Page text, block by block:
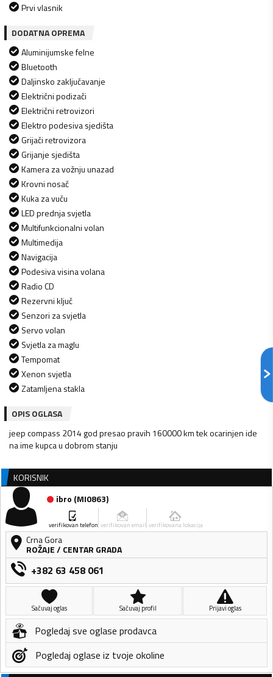
Prvi vlasnik
DODATNA OPREMA
Aluminijumske felne
Bluetooth
Daljinsko zaključavanje
Električni podizači
Električni retrovizori
Elektro podesiva sjedišta
Grijači retrovizora
Grijanje sjedišta
Kamera za vožnju unazad
Krovni nosač
Kuka za vuču
LED prednja svjetla
Multifunkcionalni volan
Multimedija
Navigacija
Podesiva visina volana
Radio CD
Rezervni ključ
Senzori za svjetla
Servo volan
Svjetla za maglu
Tempomat
Xenon svjetla
Zatamljena stakla
OPIS OGLASA
jeep compass 2014 god presao pravih 160000 km tek ocarinjen ide
na ime kupca u dobrom stanju
KORISNIK
ibro (MI0863)
verifikovan telefon verifikovan email verifikovana lokacija
Crna Gora
ROŽAJE/ CENTAR GRADA
+382 63 458 061
Sačuvaj oglas Sačuvaj profil Prijavi oglas
Pogledaj sve oglase prodavca
Pogledaj oglase iz tvoje okoline